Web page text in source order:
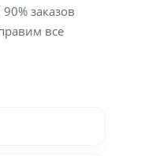
заказов
все